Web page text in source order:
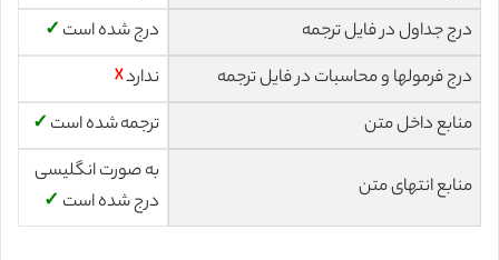
درج جداول در فایل ترجمه
درج شده است ✓
درج فرمولها و محاسبات در فایل ترجمه
ندارد☓
منابع داخل متن
ترجمه شده است ✓
منابع انتهای متن
به صورت انگلیسی
درج شده است ✓